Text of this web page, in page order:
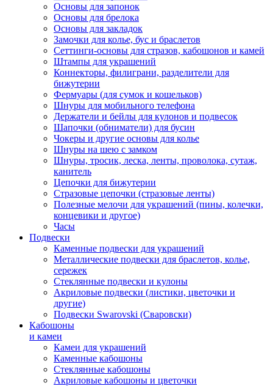
Основы для запонок
Основы для брелока
Основы для закладок
Замочки для колье, бус и браслетов
Сеттинги-основы для стразов, кабошонов и камей
Штампы для украшений
Коннекторы, филиграни, разделители для
бижутерии
Фермуары (для сумок и кошельков)
Шнуры для мобильного телефона
Держатели и бейлы для кулонов и подвесок
Шапочки (обниматели) для бусин
Чокеры и другие основы для колье
Шнуры на шею с замком
Шнуры, тросик, леска, ленты, проволока, сутаж,
канитель
Цепочки для бижутерии
Стразовые цепочки (стразовые ленты)
Полезные мелочи для украшений (пины, колечки,
концевики и другое)
Часы
Подвески
Каменные подвески для украшений
Металлические подвески для браслетов, колье,
сережек
Стеклянные подвески и кулоны
Акриловые подвески (листики, цветочки и
другие)
Подвески Swarovski (Сваровски)
Кабошоны
и камеи
Камеи для украшений
Каменные кабошоны
Стеклянные кабошоны
Акриловые кабошоны и цветочки